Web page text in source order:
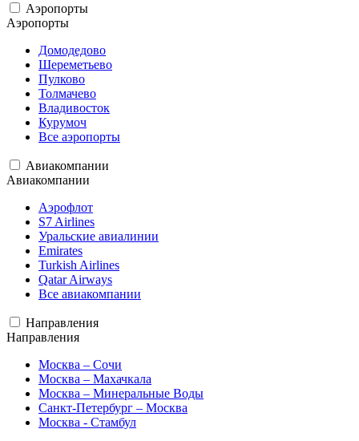
Аэропорты
Аэропорты
Домодедово
Шереметьево
Пулково
Толмачево
Владивосток
Курумоч
Все аэропорты
Авиакомпании
Авиакомпании
Аэрофлот
S7 Airlines
Уральские авиалинии
Emirates
Turkish Airlines
Qatar Airways
Все авиакомпании
Направления
Направления
Москва – Сочи
Москва – Махачкала
Москва – Минеральные Воды
Санкт-Петербург – Москва
Москва - Стамбул